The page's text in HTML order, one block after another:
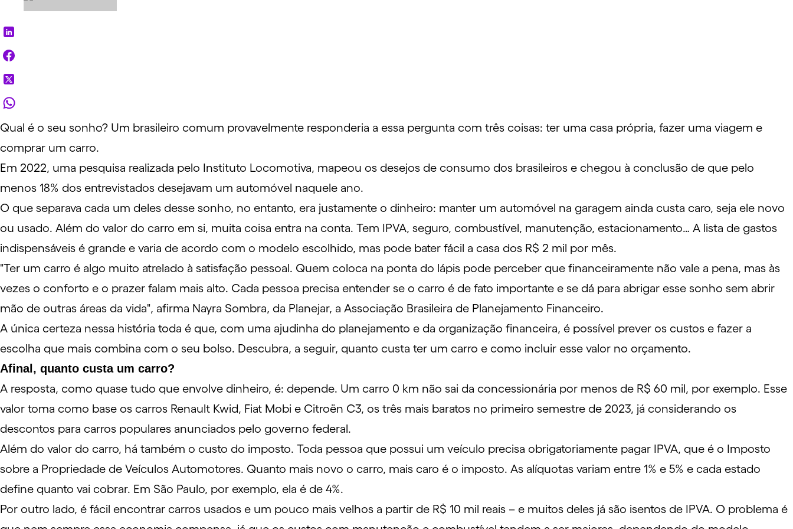
Qual é o seu sonho? Um brasileiro comum provavelmente responderia a essa pergunta com três coisas: ter uma casa própria, fazer uma viagem e
comprar um carro.
Em 2022, uma pesquisa realizada pelo Instituto Locomotiva, mapeou os desejos de consumo dos brasileiros e chegou à conclusão de que pelo
menos 18% dos entrevistados desejavam um automóvel naquele ano.
O que separava cada um deles desse sonho, no entanto, era justamente o dinheiro: manter um automóvel na garagem ainda custa caro, seja ele novo
ou usado. Além do valor do carro em si, muita coisa entra na conta. Tem IPVA, seguro, combustível, manutenção, estacionamento… A lista de gastos
indispensáveis é grande e varia de acordo com o modelo escolhido, mas pode bater fácil a casa dos R$ 2 mil por mês.
"Ter um carro é algo muito atrelado à satisfação pessoal. Quem coloca na ponta do lápis pode perceber que financeiramente não vale a pena, mas às
vezes o conforto e o prazer falam mais alto. Cada pessoa precisa entender se o carro é de fato importante e se dá para abrigar esse sonho sem abrir
mão de outras áreas da vida", afirma Nayra Sombra, da Planejar, a Associação Brasileira de Planejamento Financeiro.
A única certeza nessa história toda é que, com uma ajudinha do planejamento e da organização financeira, é possível prever os custos e fazer a
escolha que mais combina com o seu bolso. Descubra, a seguir, quanto custa ter um carro e como incluir esse valor no orçamento.
Afinal, quanto custa um carro?
A resposta, como quase tudo que envolve dinheiro, é: depende. Um carro 0 km não sai da concessionária por menos de R$ 60 mil, por exemplo. Esse
valor toma como base os carros Renault Kwid, Fiat Mobi e Citroën C3, os três mais baratos no primeiro semestre de 2023, já considerando os
descontos para carros populares anunciados pelo governo federal.
Além do valor do carro, há também o custo do imposto. Toda pessoa que possui um veículo precisa obrigatoriamente pagar IPVA, que é o Imposto
sobre a Propriedade de Veículos Automotores. Quanto mais novo o carro, mais caro é o imposto. As alíquotas variam entre 1% e 5% e cada estado
define quanto vai cobrar. Em São Paulo, por exemplo, ela é de 4%.
Por outro lado, é fácil encontrar carros usados e um pouco mais velhos a partir de R$ 10 mil reais – e muitos deles já são isentos de IPVA. O problema é